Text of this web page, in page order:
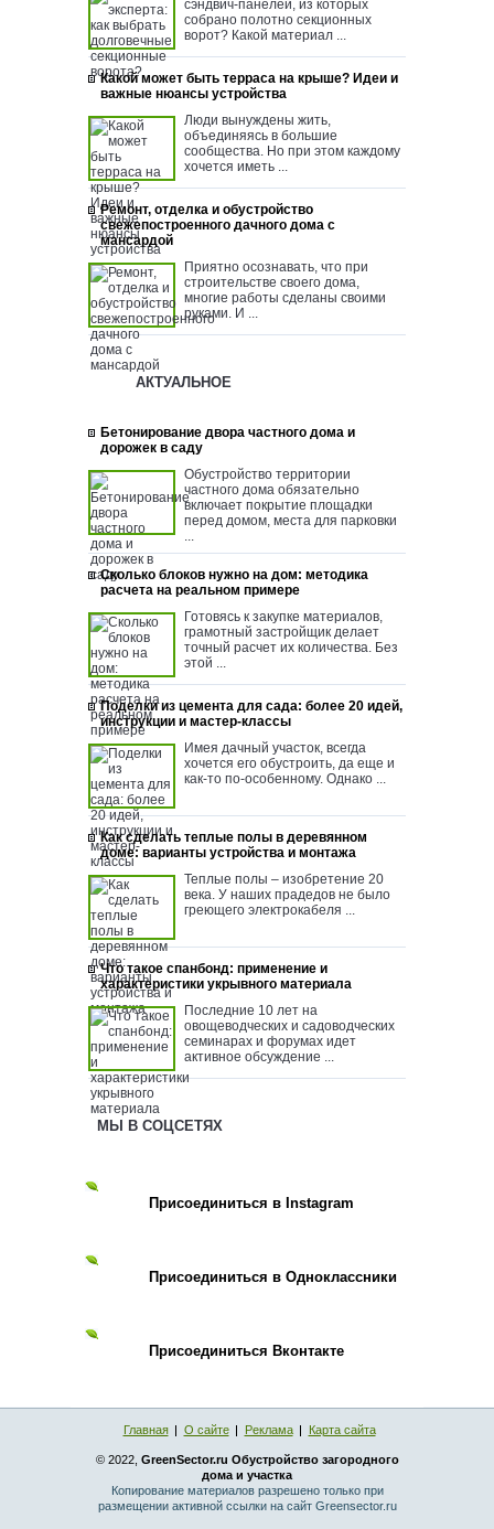
сэндвич-панелей, из которых
собрано полотно секционных
ворот? Какой материал ...
Какой может быть терраса на крыше? Идеи и
важные нюансы устройства
Люди вынуждены жить,
объединяясь в большие
сообщества. Но при этом каждому
хочется иметь ...
Ремонт, отделка и обустройство
свежепостроенного дачного дома с
мансардой
Приятно осознавать, что при
строительстве своего дома,
многие работы сделаны своими
руками. И ...
АКТУАЛЬНОЕ
Бетонирование двора частного дома и
дорожек в саду
Обустройство территории
частного дома обязательно
включает покрытие площадки
перед домом, места для парковки
...
Сколько блоков нужно на дом: методика
расчета на реальном примере
Готовясь к закупке материалов,
грамотный застройщик делает
точный расчет их количества. Без
этой ...
Поделки из цемента для сада: более 20 идей,
инструкции и мастер-классы
Имея дачный участок, всегда
хочется его обустроить, да еще и
как-то по-особенному. Однако ...
Как сделать теплые полы в деревянном
доме: варианты устройства и монтажа
Теплые полы – изобретение 20
века. У наших прадедов не было
греющего электрокабеля ...
Что такое спанбонд: применение и
характеристики укрывного материала
Последние 10 лет на
овощеводческих и садоводческих
семинарах и форумах идет
активное обсуждение ...
МЫ В СОЦСЕТЯХ
Присоединиться в Instagram
Присоединиться в Одноклассники
Присоединиться Вконтакте
Главная О сайте Реклама Карта сайта
© 2022, GreenSector.ru Обустройство загородного
дома и участка
Копирование материалов разрешено только при
размещении активной ссылки на сайт Greensector.ru